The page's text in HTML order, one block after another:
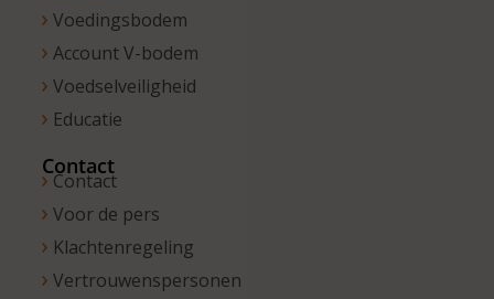
Voedingsbodem
Account V-bodem
Voedselveiligheid
Educatie
Contact
Contact
Voor de pers
Klachtenregeling
Vertrouwenspersonen